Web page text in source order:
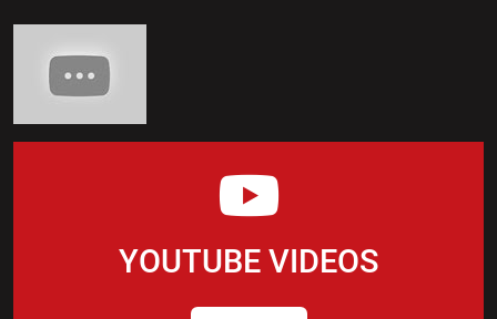
YOUTUBE VIDEOS